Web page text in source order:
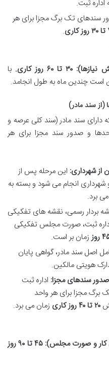
ثبت.
سندهای تک برگ مجزا برای هر
.
نیازها): ۳۰ تا ۶۰ روز کاری.
با
است چندین ماه به طول انجامد.
سند مادر)
دارای سند مادر (سند کلی عرصه و
و صدور سند مجزا برای هر
از شهرداری: این مرحله پس از
انجام می شود و بسته به
برد.
بردار رسمی، نقشه های تفکیکی
ثبت، صورت مجلس تفکیکی
زمان بر است.
اصل سند مادر، گواهی پایان
هویتی مالکین.
سندهای مجزا: اداره ثبت
برگ مجزا برای هر واحد
۲۰ تا ۴۰ روز کاری
زمان می برد.
کار و صورت مجلس):
۴۵ تا ۹۰ روز